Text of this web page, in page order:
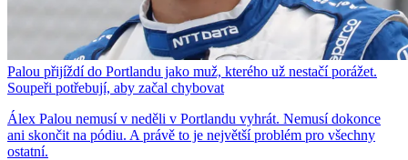
Palou přijíždí do Portlandu jako muž, kterého už nestačí porážet.
Soupeři potřebují, aby začal chybovat
Álex Palou nemusí v neděli v Portlandu vyhrát. Nemusí dokonce
ani skončit na pódiu. A právě to je největší problém pro všechny
ostatní.